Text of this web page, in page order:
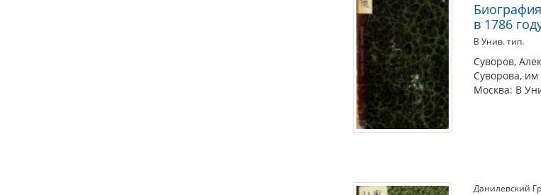
в 1786
В Унив. тип.
Суворов,
Суворова,
Москва: В
Данилевский